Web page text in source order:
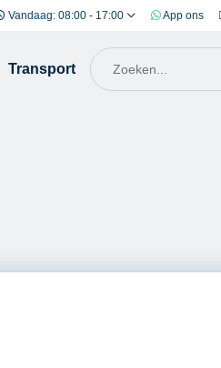
Vandaag: 08:00 - 17:00 App ons
Transport